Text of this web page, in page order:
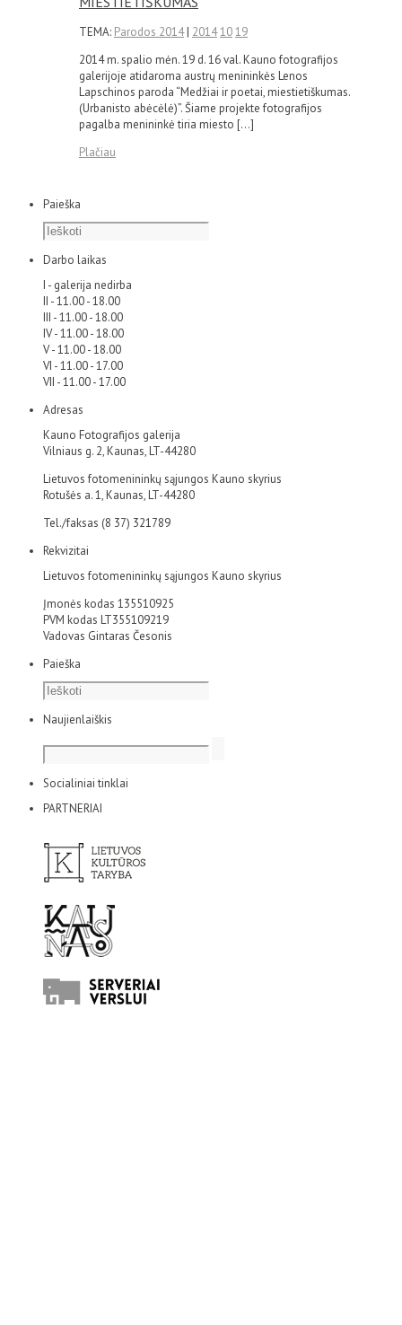
TEMA: Parodos 2014| 20141019
2014 m. spalio mėn. 19 d. 16 val. Kauno fotografijos
galerijoje atidaroma austrų menininkės Lenos
Lapschinos paroda “Medžiai ir poetai, miestietiškumas.
(Urbanisto abėcėlė)”. Šiame projekte fotografijos
pagalba menininkė tiria miesto […]
Plačiau
Paieška
Darbo laikas
I - galerija nedirba
II - 11.00 - 18.00
III - 11.00 - 18.00
IV - 11.00 - 18.00
V - 11.00 - 18.00
VI - 11.00 - 17.00
VII - 11.00 - 17.00
Adresas
Kauno Fotografijos galerija
Vilniaus g. 2, Kaunas, LT-44280
Lietuvos fotomenininkų sąjungos Kauno skyrius
Rotušės a. 1, Kaunas, LT-44280
Tel./faksas (8 37) 321789
Rekvizitai
Lietuvos fotomenininkų sąjungos Kauno skyrius
Įmonės kodas 135510925
PVM kodas LT355109219
Vadovas Gintaras Česonis
Paieška
Naujienlaiškis
Socialiniai tinklai
PARTNERIAI